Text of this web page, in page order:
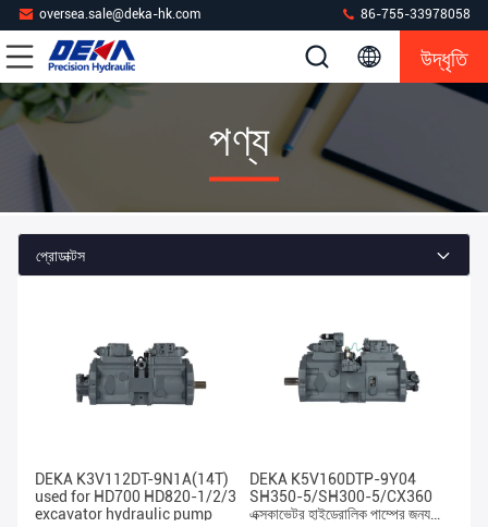
oversea.sale@deka-hk.com 86-755-33978058
উদ্ধৃতি
পণ্য
প্রোডাক্টস
DEKA K3V112DT-9N1A(14T)
used for HD700 HD820-1/2/3
excavator hydraulic pump
DEKA K5V160DTP-9Y04
SH350-5/SH300-5/CX360
এক্সকাভেটর হাইড্রোলিক পাম্পের জন্য